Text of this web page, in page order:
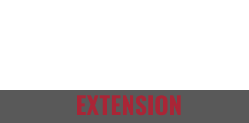
EXTENSION